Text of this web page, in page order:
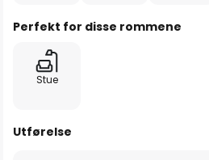
Perfekt for disse rommene
Stue
Utførelse